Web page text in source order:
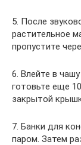
5. После
растительное
пропустите
6. Влейте в
готовьте еще
закрытой
7. Банки для
паром. Затем